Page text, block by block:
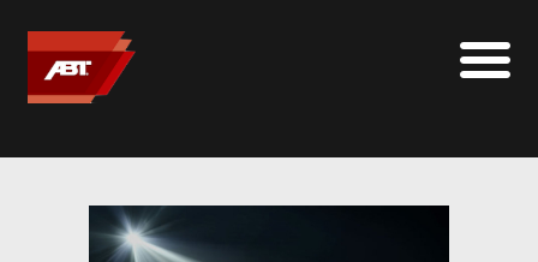
ABT SPORTSLINE FRANCE
MARQUES
LE SUR-MESURE
ABT